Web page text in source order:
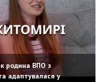
родина ВПО з
адаптувалася у